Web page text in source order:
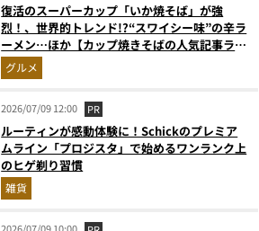
復活のスーパーカップ「いか焼そば」が強
烈！、世界的トレンド!?“スワイシー味”の辛ラ
ーメン…ほか【カップ焼きそばの人気記事ラン
キングベスト3】（2026年5月版）
グルメ
2026/07/09 12:00 PR
ルーティンが感動体験に！Schickのプレミア
ムライン「プロジスタ」で始めるワンランク上
のヒゲ剃り習慣
雑貨